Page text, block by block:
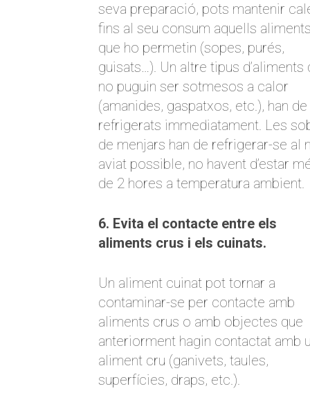
seva preparació, pots mantenir
fins al seu consum aquells aliments
que ho permetin (sopes, purés,
guisats…). Un altre tipus d’aliments
no puguin ser sotmesos a calor
(amanides, gaspatxos, etc.), han
refrigerats immediatament. Les
de menjars han de refrigerar-se al
aviat possible, no havent d’estar
de 2 hores a temperatura ambient.
6. Evita el contacte entre els
aliments crus i els cuinats.
Un aliment cuinat pot tornar a
contaminar-se per contacte amb
aliments crus o amb objectes que
anteriorment hagin contactat amb
aliment cru (ganivets, taules,
superfícies, draps, etc.).